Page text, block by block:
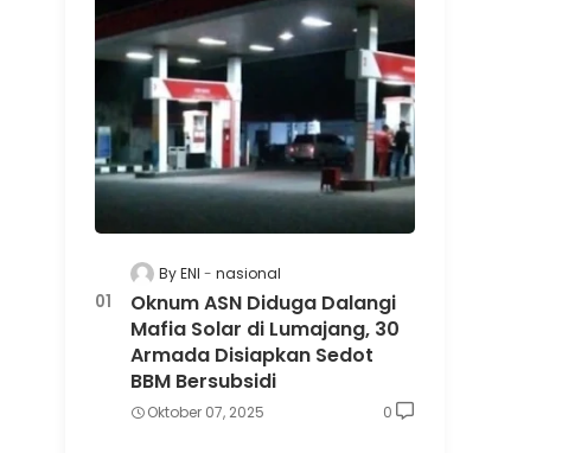
By ENI nasional
Oknum ASN Diduga Dalangi
Mafia Solar di Lumajang, 30
Armada Disiapkan Sedot
BBM Bersubsidi
Oktober 07, 2025 0